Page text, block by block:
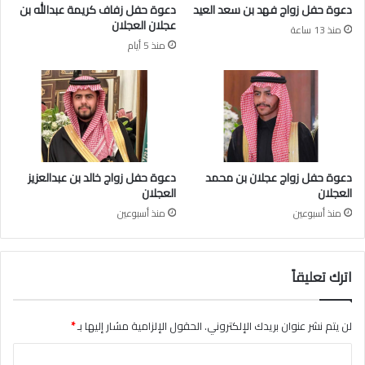
ه
ب
ي
ز
ا
ل
ع
ج
ا
ن
ب
ي
د
دعوة حفل زواج فهد بن سعد العيد
منذ 13 ساعة
دعوة حفل زفاف كريمة عبدالله بن
عجلان العجلان
منذ 5 أيام
دعوة حفل زواج عجلان بن محمد
العجلان
منذ أسبوعين
دعوة حفل زواج خالد بن عبدالعزيز
العجلان
منذ أسبوعين
اترك تعليقاً
لن يتم نشر عنوان بريدك الإلكتروني.الحقول الإلزامية مشار إليها بـ*